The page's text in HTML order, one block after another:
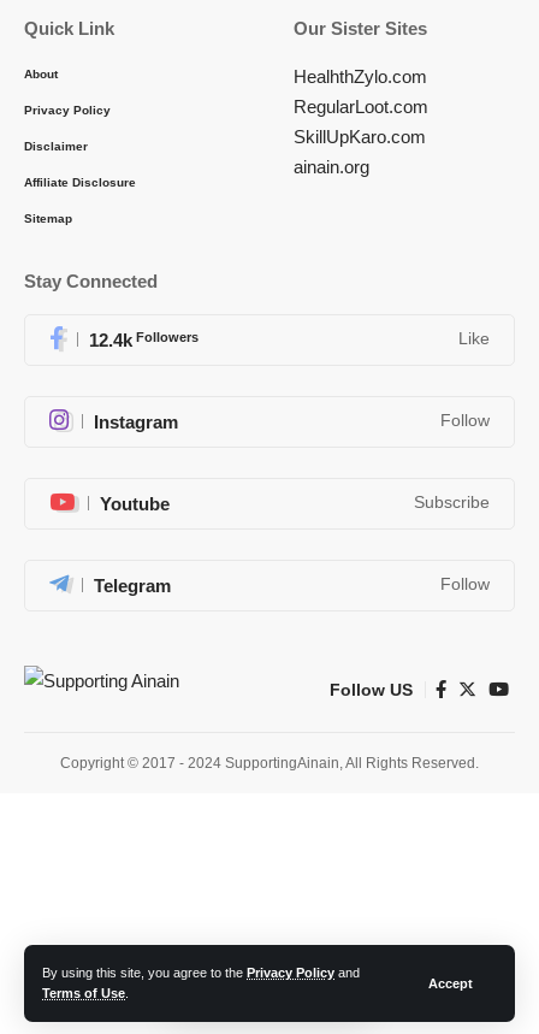
By using this site, you agree to the Privacy Policy and
Terms of Use
Accept
Quick Link
About
Privacy Policy
Disclaimer
Affiliate Disclosure
Sitemap
Our Sister Sites
HealhthZylo.com
RegularLoot.com
SkillUpKaro.com
ainain.org
Stay Connected
12.4k Followers Like
Instagram Follow
Youtube Subscribe
Telegram Follow
Follow US
Copyright © 2017 - 2024 SupportingAinain, All Rights Reserved.